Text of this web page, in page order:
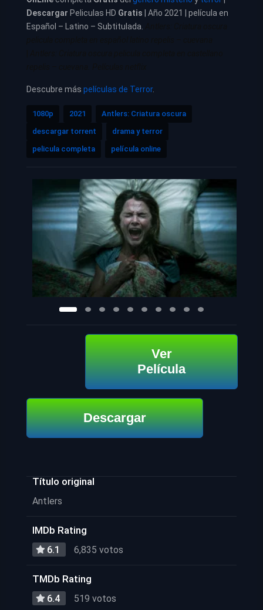
Descargar Peliculas HD Gratis | Año 2021 | película en
Español – Latino – Subtitulada.
Descubre más películas de Terror.
1080p 2021
Antlers: Criatura oscura
descargar torrent
drama y terror
pelicula completa
película online
Ver
Película
Descargar
Título original
Antlers
IMDb Rating
6.1 6,835 votos
TMDb Rating
6.4 519 votos